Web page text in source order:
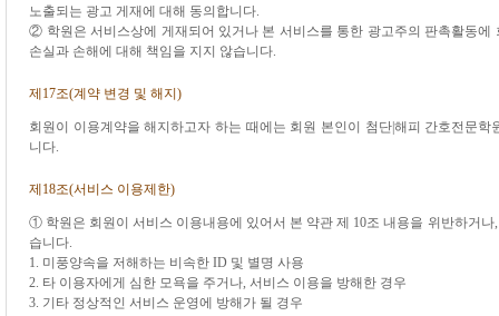
노출되는 광고 게재에 대해 동의합니다.
② 학원은 서비스상에 게재되어 있거나 본 서비스를 통한 광고주의 판촉활동
손실과 손해에 대해 책임을 지지 않습니다.
제17조(계약 변경 및 해지)
회원이 이용계약을 해지하고자 하는 때에는 회원 본인이 첨단|해피 간호전문
니다.
제18조(서비스 이용제한)
① 학원은 회원이 서비스 이용내용에 있어서 본 약관 제 10조 내용을 위반하거
습니다.
1. 미풍양속을 저해하는 비속한 ID 및 별명 사용
2. 타 이용자에게 심한 모욕을 주거나, 서비스 이용을 방해한 경우
3. 기타 정상적인 서비스 운영에 방해가 될 경우